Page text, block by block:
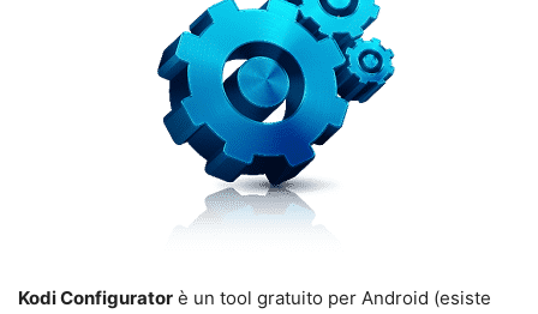
Kodi Configurator è un tool gratuito per Android (esiste